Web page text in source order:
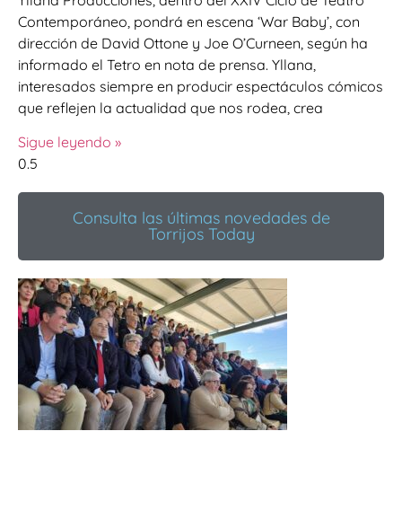
Contemporáneo, pondrá en escena ‘War Baby’, con
dirección de David Ottone y Joe O’Curneen, según ha
informado el Tetro en nota de prensa. Yllana,
interesados siempre en producir espectáculos cómicos
que reflejen la actualidad que nos rodea, crea
Sigue leyendo »
Consulta las últimas novedades de
Torrijos Today